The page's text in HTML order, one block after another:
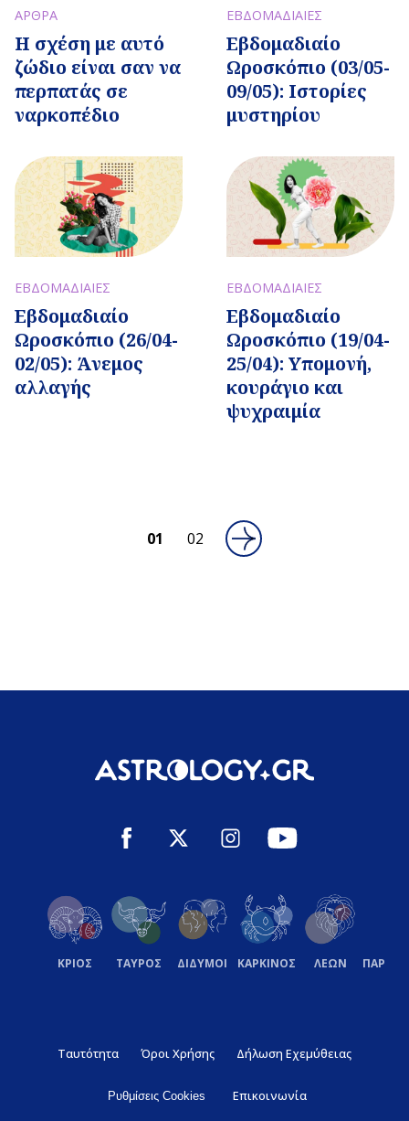
ΑΡΘΡΑ
Η σχέση με αυτό
ζώδιο είναι σαν να
περπατάς σε
ναρκοπέδιο
ΕΒΔΟΜΑΔΙΑΙΕΣ
Εβδομαδιαίo
Ωροσκόπιο (03/05-
09/05): Ιστορίες
μυστηρίου
ΕΒΔΟΜΑΔΙΑΙΕΣ
Εβδομαδιαίo
Ωροσκόπιο (26/04-
02/05): Άνεμος
αλλαγής
ΕΒΔΟΜΑΔΙΑΙΕΣ
Εβδομαδιαίo
Ωροσκόπιο (19/04-
25/04): Υπομονή,
κουράγιο και
ψυχραιμία
01 02
ΚΡΙΟΣ ΤΑΥΡΟΣ ΔΙΔΥΜΟΙ ΚΑΡΚΙΝΟΣ ΛΕΩΝ
Ταυτότητα Όροι Χρήσης Δήλωση Εχεμύθειας
Ρυθμίσεις Cookies Επικοινωνία